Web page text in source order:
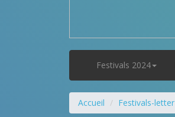
Festivals 2024
Accueil Festivals-letter